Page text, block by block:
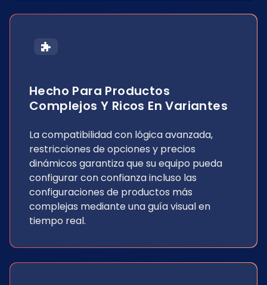
Hecho Para Productos
Complejos Y Ricos En Variantes
La compatibilidad con lógica avanzada,
restricciones de opciones y precios
dinámicos garantiza que su equipo pueda
configurar con confianza incluso las
configuraciones de productos más
complejas mediante una guía visual en
tiempo real.